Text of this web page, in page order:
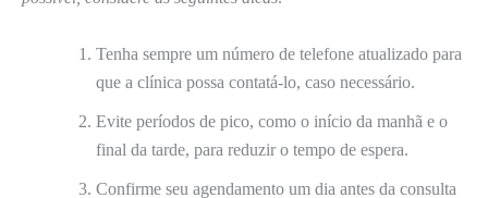
Tenha sempre um número de telefone atualizado para
que a clínica possa contatá-lo, caso necessário.
Evite períodos de pico, como o início da manhã e o
final da tarde, para reduzir o tempo de espera.
Confirme seu agendamento um dia antes da consulta